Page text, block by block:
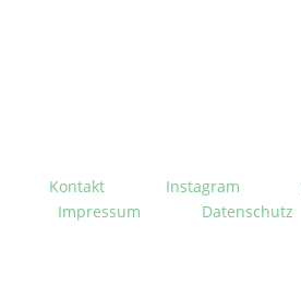
Kontakt Instagram
Impressum
Datenschutz